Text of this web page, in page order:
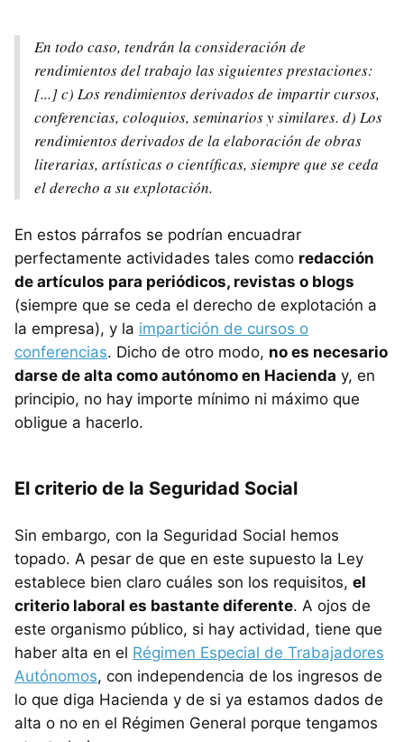
En todo caso, tendrán la consideración de
rendimientos del trabajo las siguientes prestaciones:
[...] c) Los rendimientos derivados de impartir cursos,
conferencias, coloquios, seminarios y similares. d) Los
rendimientos derivados de la elaboración de obras
literarias, artísticas o científicas, siempre que se ceda
el derecho a su explotación.
En estos párrafos se podrían encuadrar
perfectamente actividades tales como redacción
de artículos para periódicos, revistas o blogs
(siempre que se ceda el derecho de explotación a
la empresa), y la impartición de cursos o
conferencias. Dicho de otro modo, no es necesario
darse de alta como autónomo en Hacienda y, en
principio, no hay importe mínimo ni máximo que
obligue a hacerlo.
El criterio de la Seguridad Social
Sin embargo, con la Seguridad Social hemos
topado. A pesar de que en este supuesto la Ley
establece bien claro cuáles son los requisitos, el
criterio laboral es bastante diferente. A ojos de
este organismo público, si hay actividad, tiene que
haber alta en el Régimen Especial de Trabajadores
Autónomos, con independencia de los ingresos de
lo que diga Hacienda y de si ya estamos dados de
alta o no en el Régimen General porque tengamos